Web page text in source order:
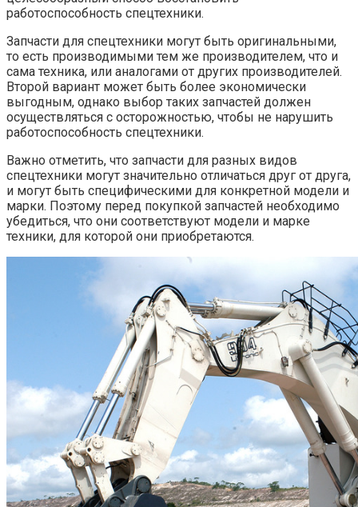
работоспособность спецтехники.
Запчасти для спецтехники могут быть оригинальными,
то есть производимыми тем же производителем, что и
сама техника, или аналогами от других производителей.
Второй вариант может быть более экономически
выгодным, однако выбор таких запчастей должен
осуществляться с осторожностью, чтобы не нарушить
работоспособность спецтехники.
Важно отметить, что запчасти для разных видов
спецтехники могут значительно отличаться друг от друга,
и могут быть специфическими для конкретной модели и
марки. Поэтому перед покупкой запчастей необходимо
убедиться, что они соответствуют модели и марке
техники, для которой они приобретаются.